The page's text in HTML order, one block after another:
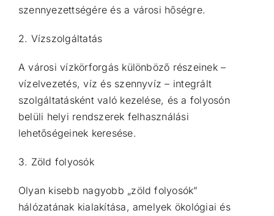
szennyezettségére és a városi hőségre.
2. Vízszolgáltatás
A városi vízkörforgás különböző részeinek –
vízelvezetés, víz és szennyvíz – integrált
szolgáltatásként való kezelése, és a folyosón
belüli helyi rendszerek felhasználási
lehetőségeinek keresése.
3. Zöld folyosók
Olyan kisebb nagyobb „zöld folyosók”
hálózatának kialakítása, amelyek ökológiai és